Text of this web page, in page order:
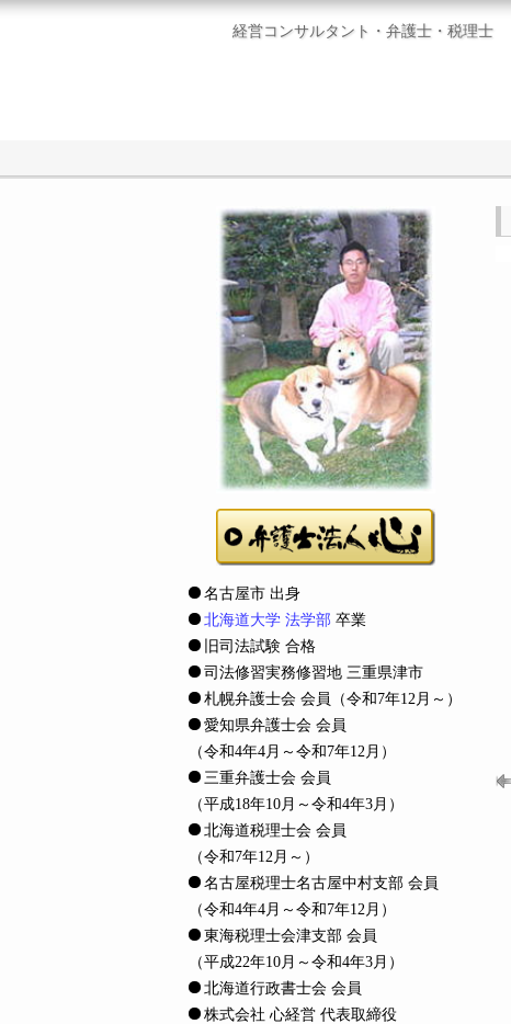
経営コンサルタント・弁護士・税理士
名古屋市 出身
北海道大学 法学部 卒業
旧司法試験 合格
司法修習実務修習地 三重県津市
札幌弁護士会 会員
（令和7年12月～）
愛知県弁護士会 会員
（令和4年4月～令和7年12月）
三重弁護士会 会員
（平成18年10月～令和4年3月）
北海道税理士会 会員
（令和7年12月～）
名古屋税理士名古屋中村支部 会員
（令和4年4月～令和7年12月）
東海税理士会津支部 会員
（平成22年10月～令和4年3月）
北海道行政書士会 会員
株式会社 心経営 代表取締役